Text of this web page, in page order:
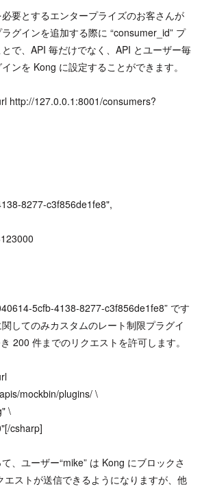
要とするエンタープライズのお客さんが
グインを追加する際に “consumer_id” プ
で、API 毎だけでなく、API とユーザー毎
ンを Kong に設定することができます。
http://127.0.0.1:8001/consumers?
8277-c3f856de1fe8",
5cfb-4138-8277-c3f856de1fe8” です
してのみカスタムのレート制限プラグイ
200 件までのリクエストを許可します。
mockbin/plugins/ \
\
csharp]
、ユーザー“mike” は Kong にブロックさ
ストが送信できるようになりますが、他